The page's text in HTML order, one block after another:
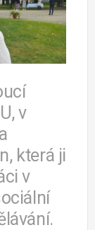
v
která ji
v